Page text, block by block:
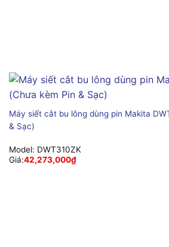
Máy siết cắt bu lông dùng pin Makita
& Sạc)
Model: DWT310ZK
Giá:42,273,000₫